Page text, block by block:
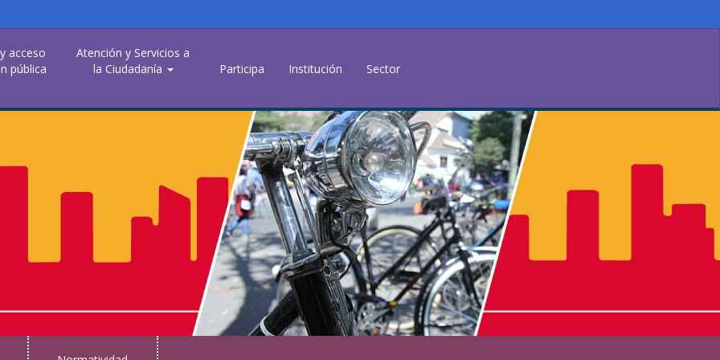
acceso
pública
Atención y Servicios a
la Ciudadanía
Participa Institución Sector